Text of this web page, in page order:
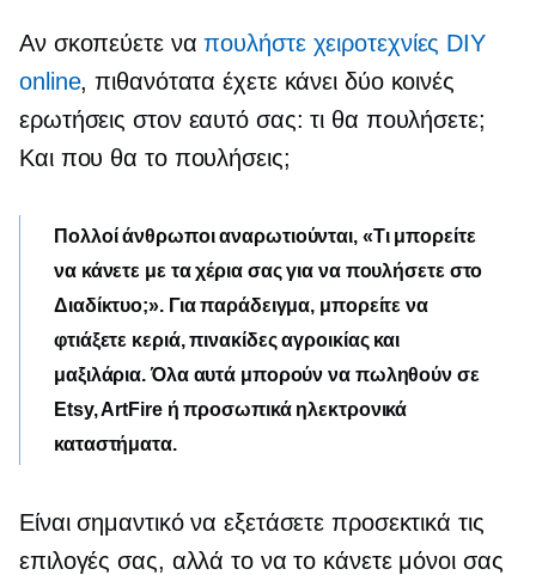
Αν σκοπεύετε ναπουλήστε χειροτεχνίες DIY
online, πιθανότατα έχετε κάνει δύο κοινές
ερωτήσεις στον εαυτό σας: τι θα πουλήσετε;
Και που θα το πουλήσεις;
Πολλοί άνθρωποι αναρωτιούνται, «Τι μπορείτε
να κάνετε με τα χέρια σας για να πουλήσετε στο
Διαδίκτυο;». Για παράδειγμα, μπορείτε να
φτιάξετε κεριά, πινακίδες αγροικίας και
μαξιλάρια. Όλα αυτά μπορούν να πωληθούν σε
Etsy, ArtFire ή προσωπικά ηλεκτρονικά
καταστήματα.
Είναι σημαντικό να εξετάσετε προσεκτικά τις
επιλογές σας, αλλά το να το κάνετε μόνοι σας